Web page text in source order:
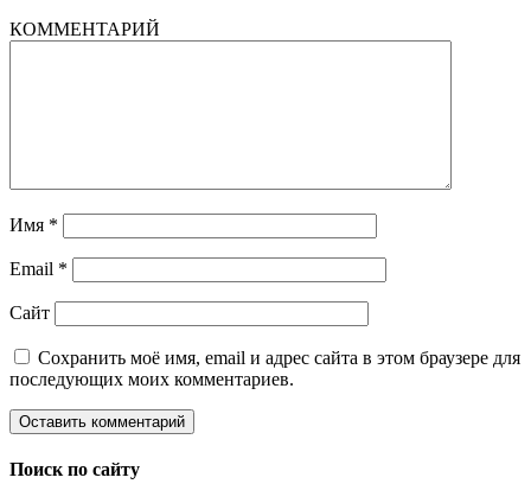
КОММЕНТАРИЙ
Имя *
Email *
Сайт
Сохранить моё имя, email и адрес сайта в этом браузере для
последующих моих комментариев.
Поиск по сайту